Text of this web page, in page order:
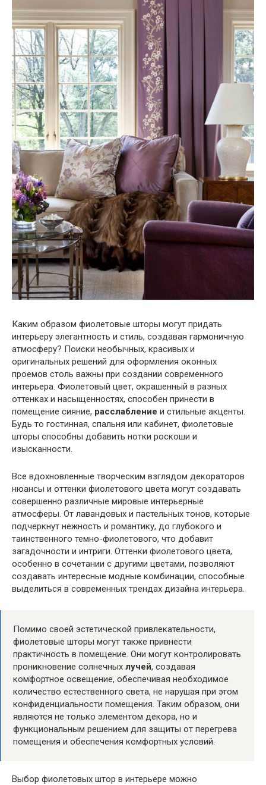
Каким образом фиолетовые шторы могут придать
интерьеру элегантность и стиль, создавая гармоничную
атмосферу? Поиски необычных, красивых и
оригинальных решений для оформления оконных
проемов столь важны при создании современного
интерьера. Фиолетовый цвет, окрашенный в разных
оттенках и насыщенностях, способен принести в
помещение сияние, расслабление и стильные акценты.
Будь то гостинная, спальня или кабинет, фиолетовые
шторы способны добавить нотки роскоши и
изысканности.
Все вдохновленные творческим взглядом декораторов
нюансы и оттенки фиолетового цвета могут создавать
совершенно различные мировые интерьерные
атмосферы. От лавандовых и пастельных тонов, которые
подчеркнут нежность и романтику, до глубокого и
таинственного темно-фиолетового, что добавит
загадочности и интриги. Оттенки фиолетового цвета,
особенно в сочетании с другими цветами, позволяют
создавать интересные модные комбинации, способные
выделиться в современных трендах дизайна интерьера.
Помимо своей эстетической привлекательности,
фиолетовые шторы могут также привнести
практичность в помещение. Они могут контролировать
проникновение солнечных лучей, создавая
комфортное освещение, обеспечивая необходимое
количество естественного света, не нарушая при этом
конфиденциальности помещения. Таким образом, они
являются не только элементом декора, но и
функциональным решением для защиты от перегрева
помещения и обеспечения комфортных условий.
Выбор фиолетовых штор в интерьере можно